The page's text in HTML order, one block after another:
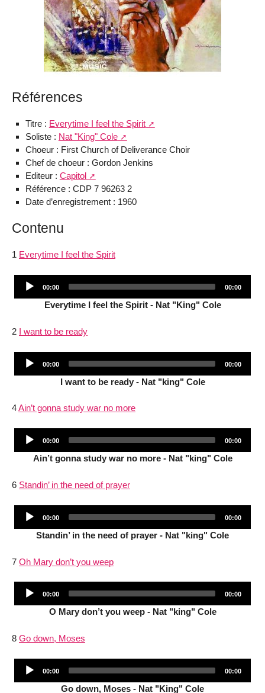
Références
Titre : Everytime I feel the Spirit
Soliste : Nat "King" Cole
Choeur : First Church of Deliverance Choir
Chef de choeur : Gordon Jenkins
Editeur : Capitol
Référence : CDP 7 96263 2
Date d’enregistrement : 1960
Contenu
1 Everytime I feel the Spirit
Current
00:00
Total
00:00
Everytime I feel the Spirit - Nat "King" Cole
2 I want to be ready
Current
00:00
Total
00:00
I want to be ready - Nat "king" Cole
4Ain’t gonna study war no more
Current
00:00
Total
00:00
Ain’t gonna study war no more - Nat "king" Cole
6 Standin’ in the need of prayer
Current
00:00
Total
00:00
Standin’ in the need of prayer - Nat "king" Cole
7 Oh Mary don’t you weep
Current
00:00
Total
00:00
O Mary don’t you weep - Nat "king" Cole
8 Go down, Moses
Current
00:00
Total
00:00
Go down, Moses - Nat "King" Cole